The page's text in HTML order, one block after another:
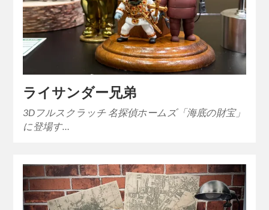
ライサンダー兄弟
3Dフルスクラッチ 名探偵ホームズ「海底の財宝」
に登場す…